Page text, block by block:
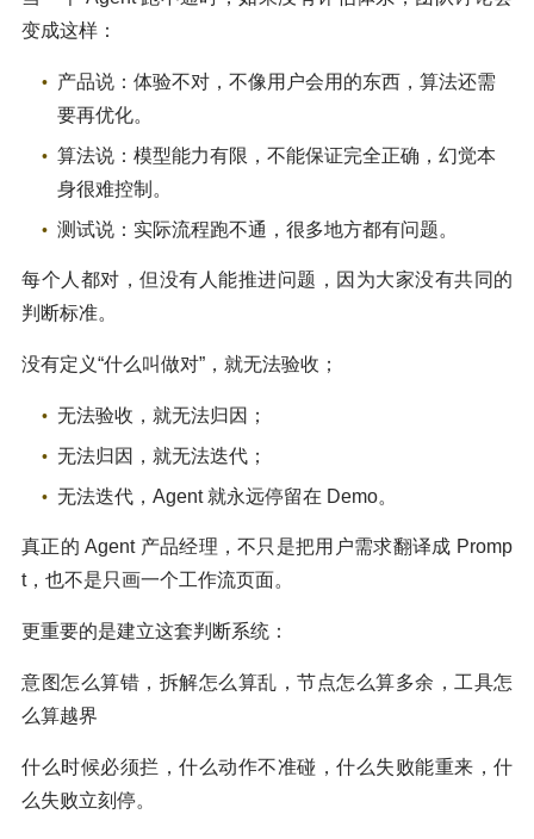
变成这样：
产品说：体验不对，不像用户会用的东西，算法还需
要再优化。
算法说：模型能力有限，不能保证完全正确，幻觉本
身很难控制。
测试说：实际流程跑不通，很多地方都有问题。
每个人都对，但没有人能推进问题，因为大家没有共同的
判断标准。
没有定义“什么叫做对”，就无法验收；
无法验收，就无法归因；
无法归因，就无法迭代；
无法迭代，Agent 就永远停留在 Demo。
真正的 Agent 产品经理，不只是把用户需求翻译成 Promp
t，也不是只画一个工作流页面。
更重要的是建立这套判断系统：
意图怎么算错，拆解怎么算乱，节点怎么算多余，工具怎
么算越界
什么时候必须拦，什么动作不准碰，什么失败能重来，什
么失败立刻停。